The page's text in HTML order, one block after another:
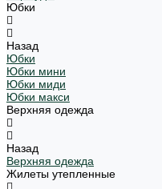
Юбки
Назад
Юбки
Юбки мини
Юбки миди
Юбки макси
Верхняя одежда
Назад
Верхняя одежда
Жилеты утепленные